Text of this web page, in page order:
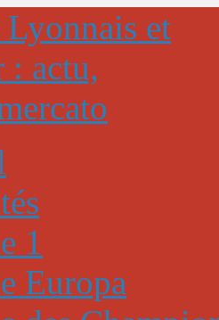
1
Europa